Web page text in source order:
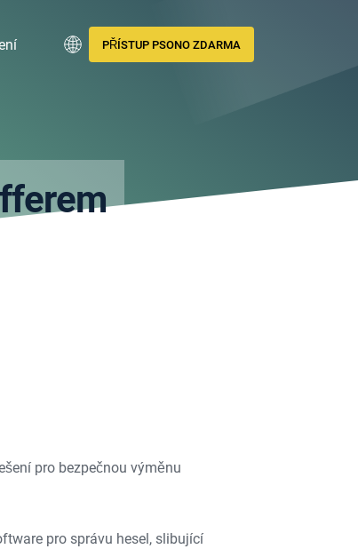
PŘÍSTUP PSONO ZDARMA
pro bezpečnou výměnu
pro správu hesel, slibující